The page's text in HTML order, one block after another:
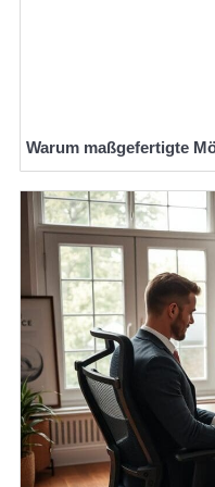
Warum maßgefertigte